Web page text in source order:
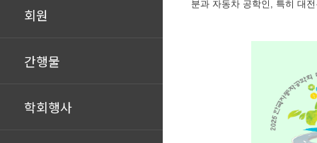
회원
간행물
학회행사
분과 자동차 공학인, 특히 대